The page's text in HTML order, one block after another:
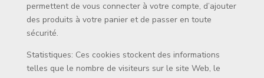
permettent de vous connecter à votre compte, d’ajouter
des produits à votre panier et de passer en toute
sécurité.
Statistiques: Ces cookies stockent des informations
telles que le nombre de visiteurs sur le site Web, le